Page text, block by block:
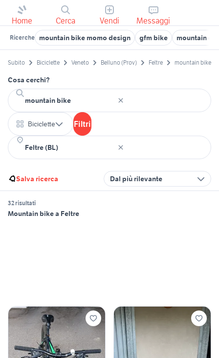
Home Cerca Vendi Messaggi
Ricerche mountain bike momo design gfm bike mountain
Subito Biciclette Veneto Belluno (Prov) Feltre mountain bike
Cosa cerchi?
Biciclette Filtri
Salva ricerca Dal più rilevante
32 risultati
Mountain bike a Feltre